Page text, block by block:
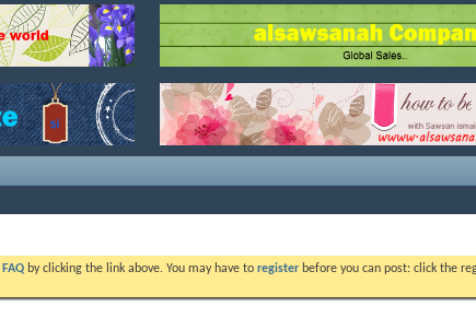
FAQ by clicking the link above. You may have to register before you can post: click the